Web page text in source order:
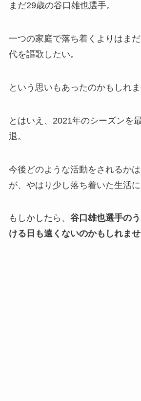
まだ29歳の谷口雄也選手。
一つの家庭で落ち着くよりはま
代を謳歌したい。
という思いもあったのかもしれま
とはいえ、2021年のシーズンを
退。
今後どのような活動をされるか
が、やはり少し落ち着いた生活に
もしかしたら、 谷口雄也選手の
ける日も遠くないのかもしれませ